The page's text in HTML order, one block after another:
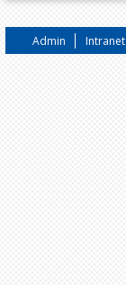
Admin Intranet